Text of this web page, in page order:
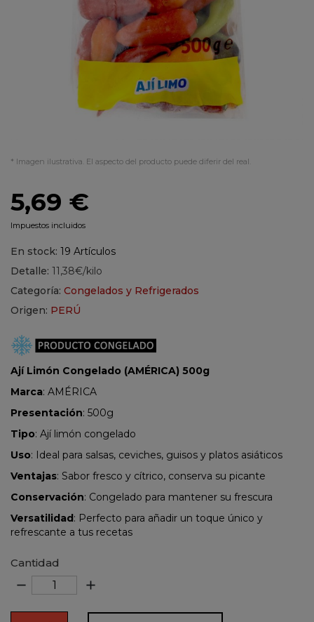
* Imagen ilustrativa. El aspecto del producto puede diferir del real.
5,69 €
Impuestos incluidos
En stock: 19 Artículos
Detalle: 11,38€/kilo
Categoría: Congelados y Refrigerados
Origen: PERÚ
Ají Limón Congelado (AMÉRICA) 500g
Marca: AMÉRICA
Presentación: 500g
Tipo: Ají limón congelado
Uso: Ideal para salsas, ceviches, guisos y platos asiáticos
Ventajas: Sabor fresco y cítrico, conserva su picante
Conservación: Congelado para mantener su frescura
Versatilidad: Perfecto para añadir un toque único y
refrescante a tus recetas
Cantidad
remove add